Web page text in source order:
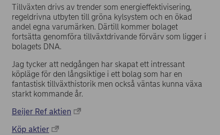
Tillväxten drivs av trender som energieffektivisering,
regeldrivna utbyten till gröna kylsystem och en ökad
andel egna varumärken. Därtill kommer bolaget
fortsätta genomföra tillväxtdrivande förvärv som ligger i
bolagets DNA.
Jag tycker att nedgången har skapat ett intressant
köpläge för den långsiktige i ett bolag som har en
fantastisk tillväxthistorik men också väntas kunna växa
starkt kommande år.
Beijer Ref aktien
Köp aktier